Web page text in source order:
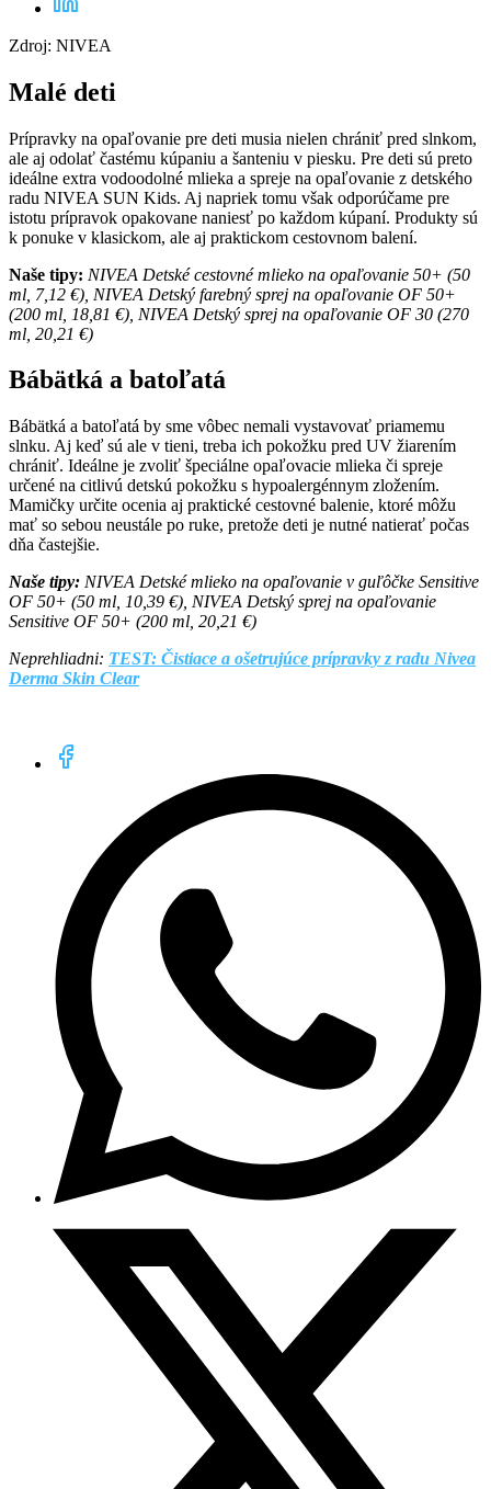
Zdroj: NIVEA
Malé deti
Prípravky na opaľovanie pre deti musia nielen chrániť pred slnkom,
ale aj odolať častému kúpaniu a šanteniu v piesku. Pre deti sú preto
ideálne extra vodoodolné mlieka a spreje na opaľovanie z detského
radu NIVEA SUN Kids. Aj napriek tomu však odporúčame pre
istotu prípravok opakovane naniesť po každom kúpaní. Produkty sú
k ponuke v klasickom, ale aj praktickom cestovnom balení.
Naše tipy: NIVEA Detské cestovné mlieko na opaľovanie 50+ (50
ml, 7,12 €), NIVEA Detský farebný sprej na opaľovanie OF 50+
(200 ml, 18,81 €), NIVEA Detský sprej na opaľovanie OF 30 (270
ml, 20,21 €)
Bábätká a batoľatá
Bábätká a batoľatá by sme vôbec nemali vystavovať priamemu
slnku. Aj keď sú ale v tieni, treba ich pokožku pred UV žiarením
chrániť. Ideálne je zvoliť špeciálne opaľovacie mlieka či spreje
určené na citlivú detskú pokožku s hypoalergénnym zložením.
Mamičky určite ocenia aj praktické cestovné balenie, ktoré môžu
mať so sebou neustále po ruke, pretože deti je nutné natierať počas
dňa častejšie.
Naše tipy: NIVEA Detské mlieko na opaľovanie v guľôčke Sensitive
OF 50+ (50 ml, 10,39 €), NIVEA Detský sprej na opaľovanie
Sensitive OF 50+ (200 ml, 20,21 €)
Neprehliadni: TEST: Čistiace a ošetrujúce prípravky z radu Nivea
Derma Skin Clear